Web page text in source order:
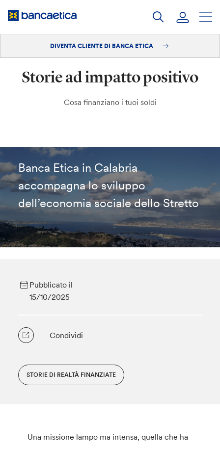
Diventa cliente
DIVENTA CLIENTE DI BANCA ETICA
Storie ad impatto positivo
Cosa finanziano i tuoi soldi
Banca Etica in Calabria
accompagna lo sviluppo
dell’economia sociale dello Stretto
Pubblicato il
15/10/2025
Condividi
STORIE DI REALTÀ FINANZIATE
Una missione lampo ma intensa, quella che ha